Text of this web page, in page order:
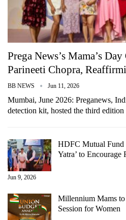
Prega News’s Mama’s
Parineeti Chopra,
BB NEWS Jun 11, 2026
Mumbai, June 2026: Preganews,
detection kit, hosted the third
HDFC Mutual Fund
Yatra’ to
Jun 9, 2026
Millennium Mams
Session for Women